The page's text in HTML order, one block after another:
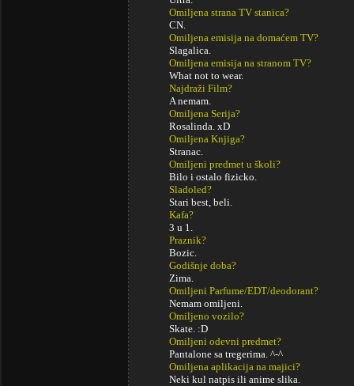
Omiljena strana TV stanica?
CN.
Omiljena emisija na domaćem TV?
Slagalica.
Omiljena emisija na stranom TV?
What not to wear.
Najdraži Film?
A nemam.
Omiljena Serija?
Rosalinda. xD
Omiljena Knjiga?
Stranac.
Omiljeni predmet u školi?
Bilo i ostalo fizicko.
Sladoled?
Stari best, beli.
Kafa?
3 u 1.
Praznik?
Bozic.
Godišnje doba?
Zima.
Omiljeni Parfume/EDT/deodorant?
Nemam omiljeni.
Omiljeno vozilo?
Skate. :D
Omiljeni odevni predmet?
Pantalone sa tregerima. ^-^
Omiljena aplikacija na majici?
Neki kul natpis ili anime slika.